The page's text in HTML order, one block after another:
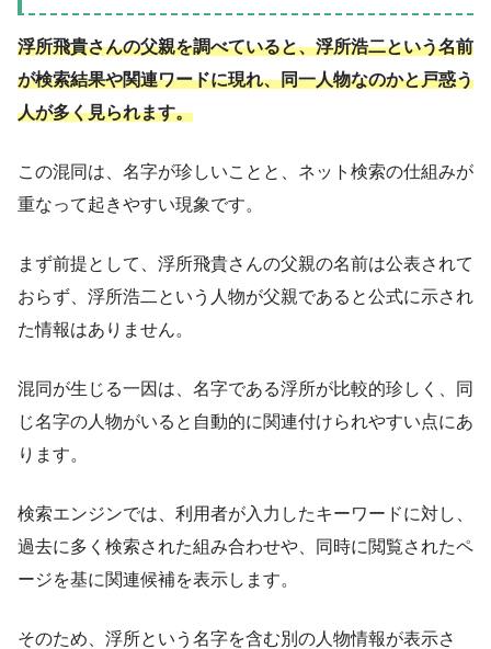
浮所飛貴さんの父親を調べていると、浮所浩二という名前
が検索結果や関連ワードに現れ、同一人物なのかと戸惑う
人が多く見られます。
この混同は、名字が珍しいことと、ネット検索の仕組みが
重なって起きやすい現象です。
まず前提として、浮所飛貴さんの父親の名前は公表されて
おらず、浮所浩二という人物が父親であると公式に示され
た情報はありません。
混同が生じる一因は、名字である浮所が比較的珍しく、同
じ名字の人物がいると自動的に関連付けられやすい点にあ
ります。
検索エンジンでは、利用者が入力したキーワードに対し、
過去に多く検索された組み合わせや、同時に閲覧されたペ
ージを基に関連候補を表示します。
そのため、浮所という名字を含む別の人物情報が表示さ